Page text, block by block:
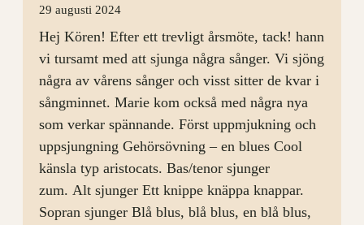
Öppet
Hus
29 augusti 2024
Hej Kören! Efter ett trevligt årsmöte, tack! hann
vi tursamt med att sjunga några sånger. Vi sjöng
några av vårens sånger och visst sitter de kvar i
sångminnet. Marie kom också med några nya
som verkar spännande. Först uppmjukning och
uppsjungning Gehörsövning – en blues Cool
känsla typ aristocats. Bas/tenor sjunger
zum. Alt sjunger Ett knippe knäppa knappar.
Sopran sjunger Blå blus, blå blus, en blå blus,